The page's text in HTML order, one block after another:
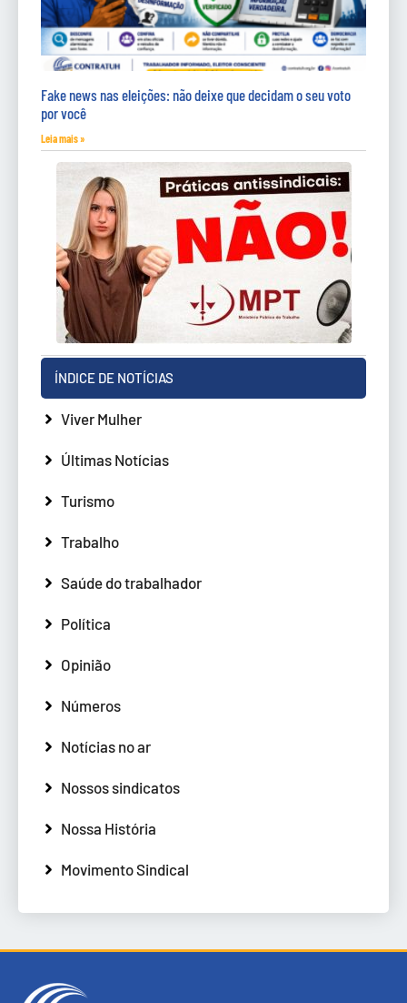
Fake news nas eleições: não deixe que decidam o seu voto
por você
Leia mais »
ÍNDICE DE NOTÍCIAS
Viver Mulher
Últimas Notícias
Turismo
Trabalho
Saúde do trabalhador
Política
Opinião
Números
Notícias no ar
Nossos sindicatos
Nossa História
Movimento Sindical